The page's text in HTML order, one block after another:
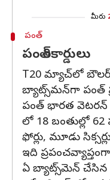
మీరు
పంత్
పంత్ రికార్డులు
T20 మ్యాచ్‌లో
బ్యాట్స్‌మన్‌గా పంత్
పంత్ భారత
లో 18 బంతుల్లో 62
ఫోర్లు, మూడు
ఇది
ఏ బ్యాట్స్‌మెన్ చేసిన